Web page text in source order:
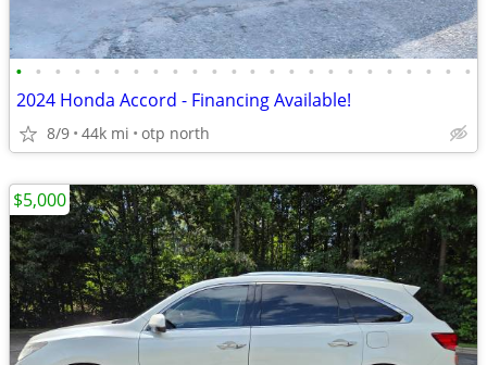
• • • • • • • • • • • • • • • • • • • • • • • •
2024 Honda Accord - Financing Available!
8/9 44k mi otp north
$5,000